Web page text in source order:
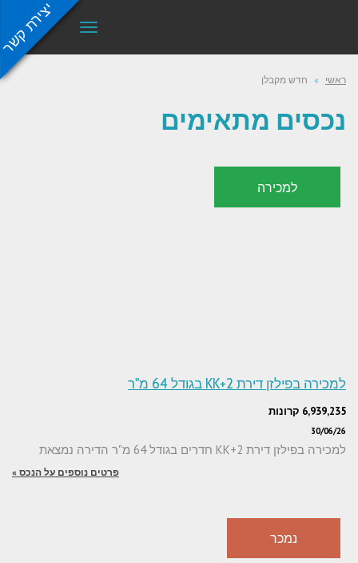
תפריט
ראשי » חדש מקבלן
נכסים מתאימים
למכירה
למכירה בפילזן דירת 2+KK בגודל 64 מ"ר
6,939,235 קרונות
30/06/26
למכירה בפילזן דירת 2+KK חדרים בגודל 64 מ"ר הדירה נמצאת
פרטים נוספים על הנכס »
נמכר
יצירת קשר